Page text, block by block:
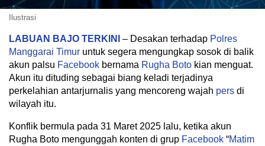
Ilustrasi
LABUAN BAJO TERKINI – Desakan terhadap Polres
Manggarai Timur untuk segera mengungkap sosok di balik
akun palsu Facebook bernama Rugha Boto kian menguat.
Akun itu dituding sebagai biang keladi terjadinya
perkelahian antarjurnalis yang mencoreng wajah pers di
wilayah itu.
Konflik bermula pada 31 Maret 2025 lalu, ketika akun
Rugha Boto mengunggah konten di grup Facebook “Matim